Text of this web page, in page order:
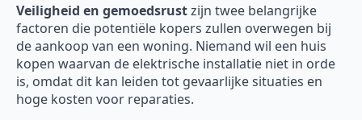
Veiligheid en gemoedsrustzijn twee belangrijke
factoren die potentiële kopers zullen overwegen bij
de aankoop van een woning. Niemand wil een huis
kopen waarvan de elektrische installatie niet in orde
is, omdat dit kan leiden tot gevaarlijke situaties en
hoge kosten voor reparaties.